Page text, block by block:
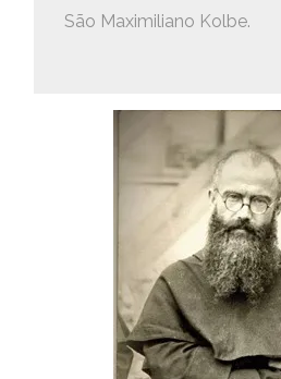
São Maximiliano Kolbe.